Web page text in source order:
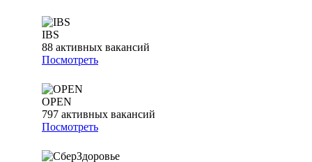
IBS
88 активных вакансий
Посмотреть
OPEN
797 активных вакансий
Посмотреть